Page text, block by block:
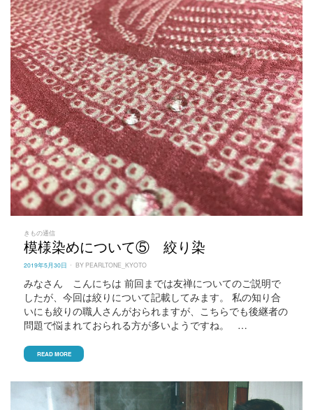
きもの通信
模様染めについて⑤ 絞り染
POSTED
2019年5月30日 BY PEARLTONE_KYOTO
みなさん こんにちは 前回までは友禅についてのご説明で
したが、今回は絞りについて記載してみます。 私の知り合
いにも絞りの職人さんがおられますが、こちらでも後継者の
問題で悩まれておられる方が多いようですね。 …
READ MORE